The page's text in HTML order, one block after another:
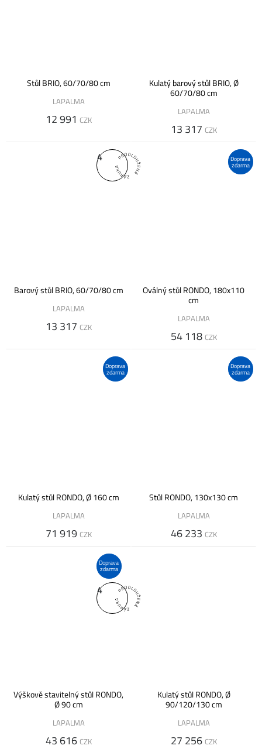
Stůl BRIO, 60/70/80 cm
LAPALMA
12 991 CZK
Kulatý barový stůl BRIO, Ø
60/70/80 cm
LAPALMA
13 317 CZK
4
Barový stůl BRIO, 60/70/80 cm
LAPALMA
13 317 CZK
Doprava
zdarma
Oválný stůl RONDO, 180x110
cm
LAPALMA
54 118 CZK
Doprava
zdarma
Kulatý stůl RONDO, Ø 160 cm
LAPALMA
71 919 CZK
Doprava
zdarma
Stůl RONDO, 130x130 cm
LAPALMA
46 233 CZK
Doprava
zdarma
4
Výškově stavitelný stůl RONDO,
Ø 90 cm
LAPALMA
43 616 CZK
Kulatý stůl RONDO, Ø
90/120/130 cm
LAPALMA
27 256 CZK